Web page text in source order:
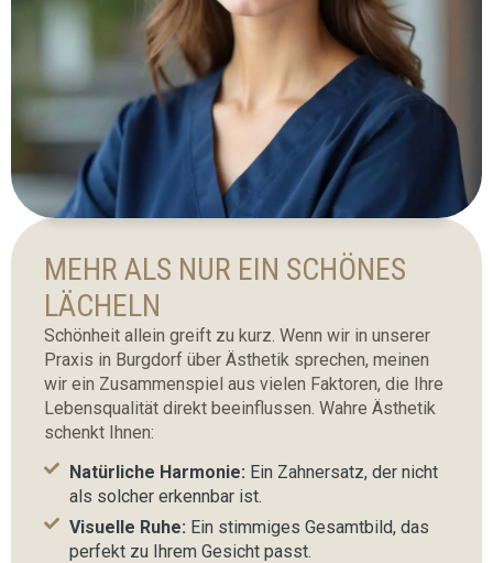
MEHR ALS NUR EIN SCHÖNES
LÄCHELN
Schönheit allein greift zu kurz. Wenn wir in unserer
Praxis in Burgdorf über Ästhetik sprechen, meinen
wir ein Zusammenspiel aus vielen Faktoren, die Ihre
Lebensqualität direkt beeinflussen. Wahre Ästhetik
schenkt Ihnen:
Natürliche Harmonie: Ein Zahnersatz, der nicht
als solcher erkennbar ist.
Visuelle Ruhe: Ein stimmiges Gesamtbild, das
perfekt zu Ihrem Gesicht passt.